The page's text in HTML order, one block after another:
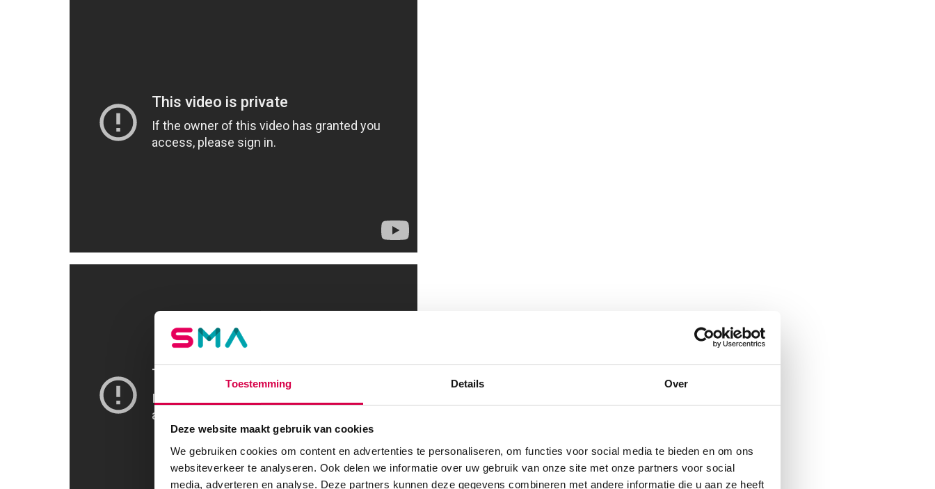
Toestemming Details Over
Deze website maakt gebruik van cookies
We gebruiken cookies om content en advertenties te personaliseren, om functies voor social media te bieden en om ons
websiteverkeer te analyseren. Ook delen we informatie over uw gebruik van onze site met onze partners voor social
media, adverteren en analyse. Deze partners kunnen deze gegevens combineren met andere informatie die u aan ze heeft